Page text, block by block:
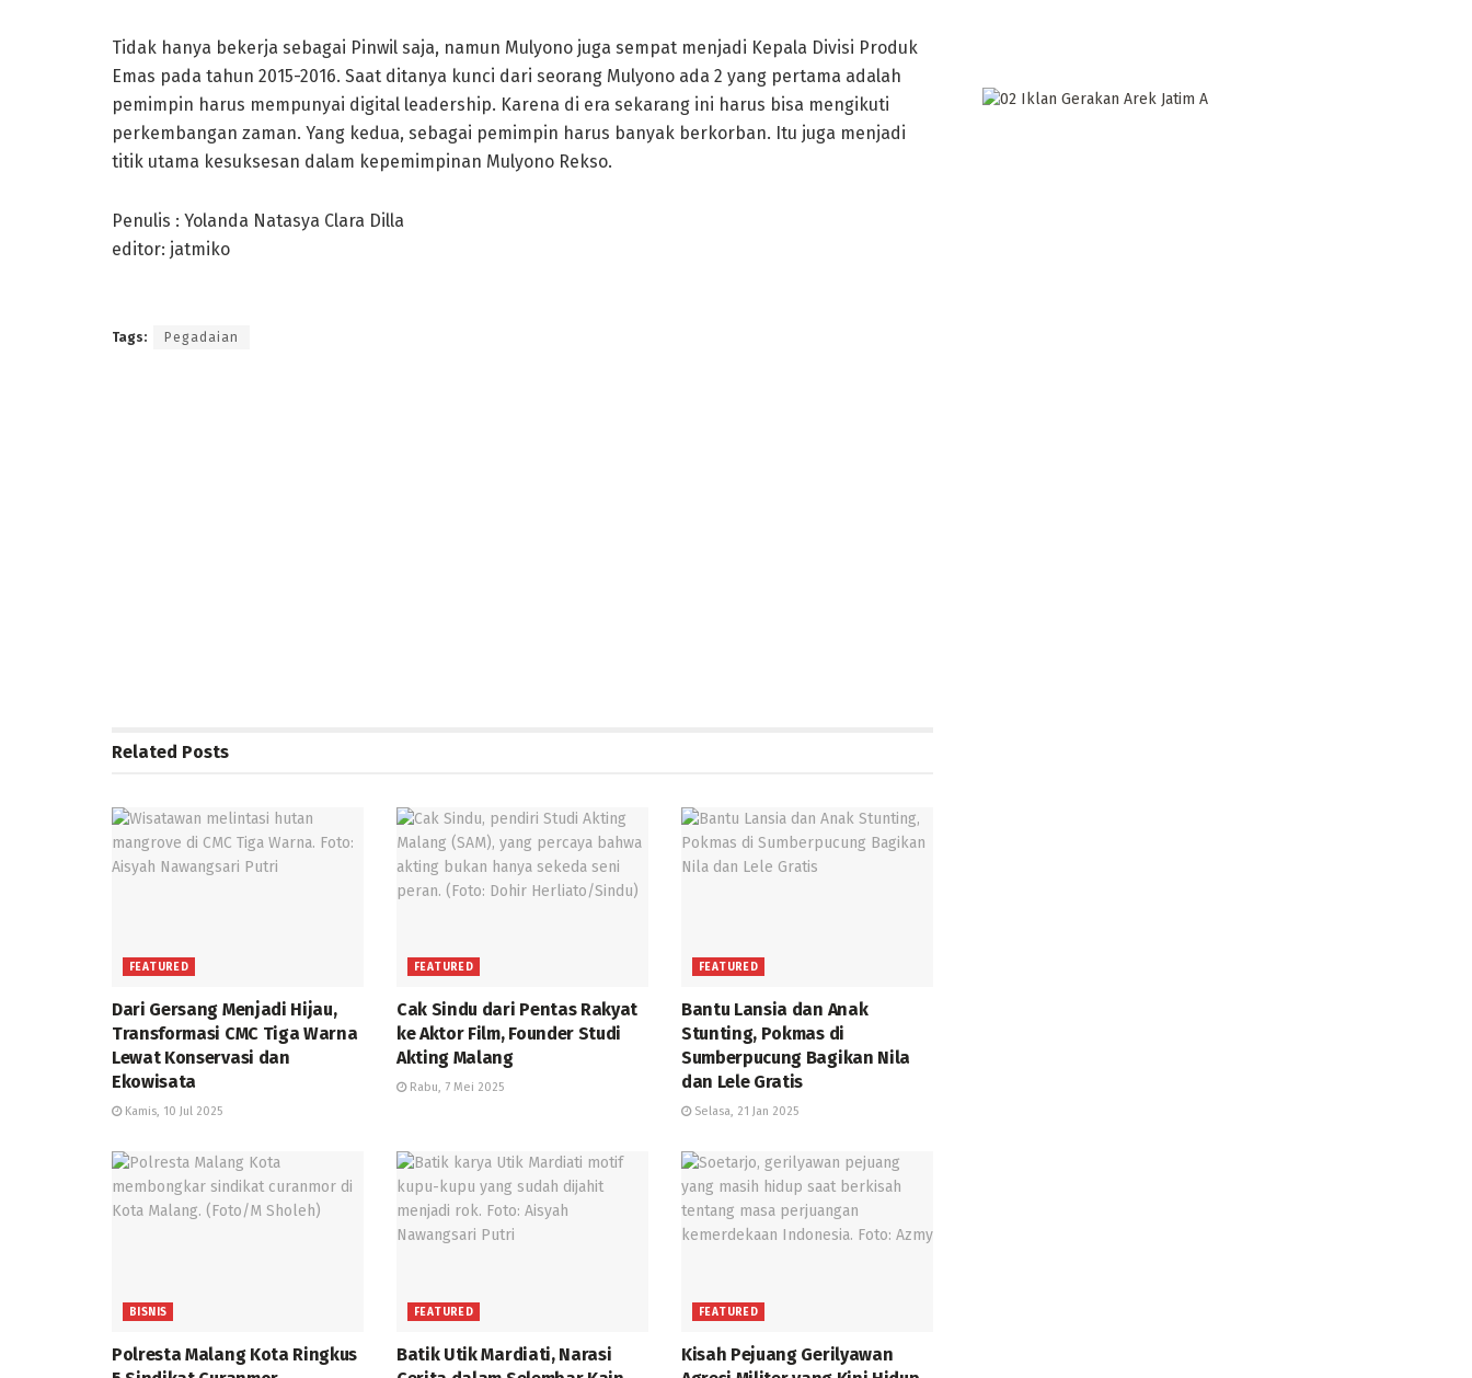
Tidak hanya bekerja sebagai Pinwil saja, namun Mulyono juga sempat menjadi Kepala Divisi Produk
Emas pada tahun 2015-2016. Saat ditanya kunci dari seorang Mulyono ada 2 yang pertama adalah
pemimpin harus mempunyai digital leadership. Karena di era sekarang ini harus bisa mengikuti
perkembangan zaman. Yang kedua, sebagai pemimpin harus banyak berkorban. Itu juga menjadi
titik utama kesuksesan dalam kepemimpinan Mulyono Rekso.
Penulis : Yolanda Natasya Clara Dilla
editor: jatmiko
Tags: Pegadaian
Related Posts
FEATURED
Dari Gersang Menjadi Hijau,
Transformasi CMC Tiga Warna
Lewat Konservasi dan
Ekowisata
Kamis, 10 Jul 2025
FEATURED
Cak Sindu dari Pentas Rakyat
ke Aktor Film, Founder Studi
Akting Malang
Rabu, 7 Mei 2025
FEATURED
Bantu Lansia dan Anak
Stunting, Pokmas di
Sumberpucung Bagikan Nila
dan Lele Gratis
Selasa, 21 Jan 2025
BISNIS
Polresta Malang Kota Ringkus
FEATURED
Batik Utik Mardiati, Narasi
FEATURED
Kisah Pejuang Gerilyawan